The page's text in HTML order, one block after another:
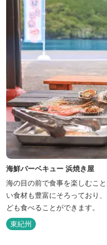
海鮮バーベキュー 浜焼き屋
海の目の前で食事を楽しむこ
い食材も豊富にそろっており
ども食べることができます。
東紀州